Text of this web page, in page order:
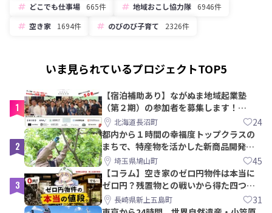
どこでも仕事場
665件 地域おこし協力隊
6946件
空き家
1694件 のびのび子育て 2326件
いま見られているプロジェクトTOP5
1
【宿泊補助あり】ながぬま地域起業塾
（第２期）の参加者を募集します！
【8/21〆】
北海道長沼町 24
2
都内から１時間の幸福度トップクラスの
まちで、特産物を活かした新商品開発＆
PRメンバー募集！
埼玉県鳩山町 45
3
【コラム】空き家のゼロ円物件は本当に
ゼロ円？残置物との戦いから得た四つの
教訓｜新上五島町
長崎県新上五島町 31